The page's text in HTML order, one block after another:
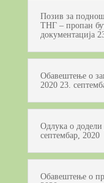
Позив за
ТНГ – пропан
документација
Обавештење о
2020 23.
Одлука о
септембар, 2020
Обавештење о